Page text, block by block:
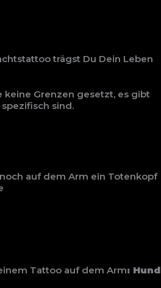
trägst Du Dein Leben
Grenzen gesetzt, es gibt
sind.
auf dem Arm ein Totenkopf
Tattoo auf dem Arm: Hund